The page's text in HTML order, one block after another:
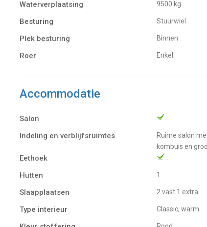
Waterverplaatsing 9500 kg
Besturing Stuurwiel
Plek besturing Binnen
Roer Enkel
Accommodatie
Salon
Indeling en verblijfsruimtes
Ruime salon met veel bergruimte en bank. Gecombineerde douche-/toiletruimte met wastafel. Ruime
kombuis en
Eethoek
Hutten
1
Slaapplaatsen 2 vast 1 extra
Type interieur Classic, warm